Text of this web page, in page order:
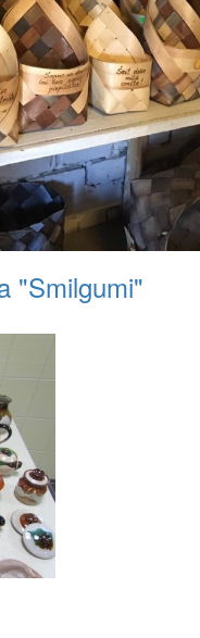
"Smilgumi"